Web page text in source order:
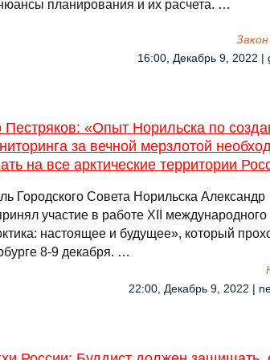
планирования и их расчета. …
16:00, Декабрь 9, 2022 |
Пестряков: «Опыт Норильска по
за вечной мерзлотой
на все арктические территории
Городского Совета Норильска Александр
участие в работе XII международного
настоящее и будущее», который
8-9 декабря. …
22:00, Декабрь 9, 2022 |